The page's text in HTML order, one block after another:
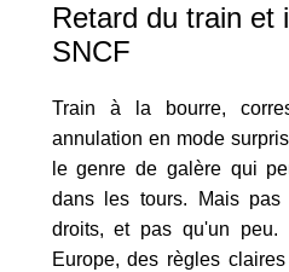
Retard du train et
SNCF
Train à la bourre,
annulation en mode
le genre de galère qui
dans les tours. Mais
droits, et pas qu'un peu.
Europe, des règles